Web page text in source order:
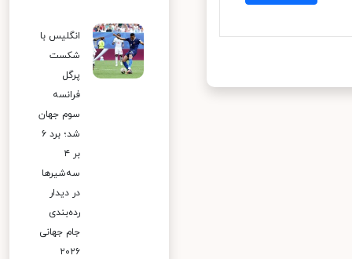
انگلیس با
شکست
پرگل
فرانسه
سوم جهان
شد؛ برد ۶
بر ۴
سه‌شیرها
در دیدار
رده‌بندی
جام جهانی
۲۰۲۶